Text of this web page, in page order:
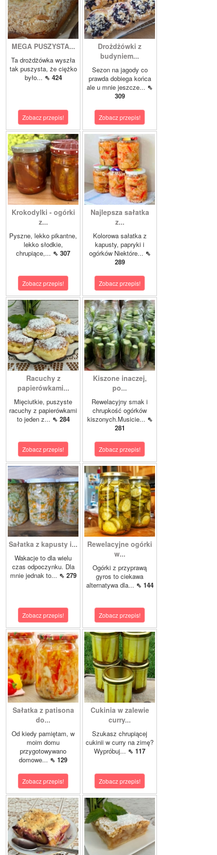
MEGA PUSZYSTA...
Ta drożdżówka wyszła
tak puszysta, że ciężko
było... ⇖ 424
Zobacz przepis!
Drożdżówki z
budyniem...
Sezon na jagody co
prawda dobiega końca
ale u mnie jeszcze... ⇖
309
Zobacz przepis!
Krokodylki - ogórki
z...
Pyszne, lekko pikantne,
lekko słodkie,
chrupiące,... ⇖ 307
Zobacz przepis!
Najlepsza sałatka
z...
Kolorowa sałatka z
kapusty, papryki i
ogórków Niektóre... ⇖
289
Zobacz przepis!
Racuchy z
papierówkami...
Mięciutkie, puszyste
racuchy z papierówkami
to jeden z... ⇖ 284
Zobacz przepis!
Kiszone inaczej,
po...
Rewelacyjny smak i
chrupkość ogórków
kiszonych.Musicie... ⇖
281
Zobacz przepis!
Sałatka z kapusty i...
Wakacje to dla wielu
czas odpoczynku. Dla
mnie jednak to... ⇖ 279
Zobacz przepis!
Rewelacyjne ogórki
w...
Ogórki z przyprawą
gyros to ciekawa
alternatywa dla... ⇖ 144
Zobacz przepis!
Sałatka z patisona
do...
Od kiedy pamiętam, w
moim domu
przygotowywano
domowe... ⇖ 129
Zobacz przepis!
Cukinia w zalewie
curry...
Szukasz chrupiącej
cukinii w curry na zimę?
Wypróbuj... ⇖ 117
Zobacz przepis!